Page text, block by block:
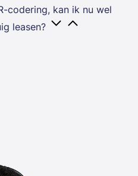
codering, kan ik nu wel
leasen?